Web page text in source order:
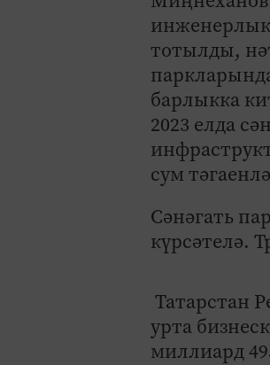
тотылды,
барлыкка
2023 елда
сум
Сәнәгать
күрсәтелә.
Татарстан
урта
миллиард